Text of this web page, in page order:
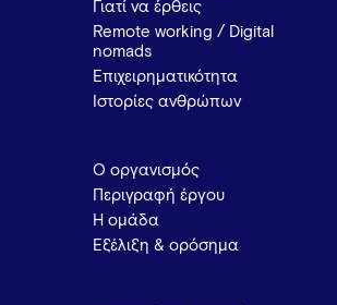
Γιατί να έρθεις
Remote working / Digital
nomads
Επιχειρηματικότητα
Ιστορίες ανθρώπων
Ο οργανισμός
Περιγραφή έργου
Η ομάδα
Εξέλιξη & ορόσημα